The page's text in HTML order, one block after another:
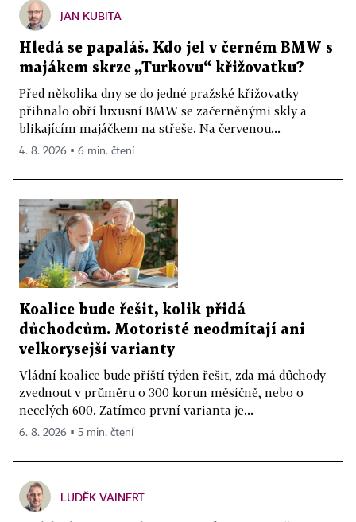
JAN KUBITA
Hledá se papaláš. Kdo jel v černém BMW s
majákem skrze „Turkovu“ křižovatku?
Před několika dny se do jedné pražské křižovatky
přihnalo obří luxusní BMW se začerněnými skly a
blikajícím majáčkem na střeše. Na červenou...
4. 8. 2026 ▪ 6 min. čtení
Koalice bude řešit, kolik přidá
důchodcům. Motoristé neodmítají ani
velkorysejší varianty
Vládní koalice bude příští týden řešit, zda má důchody
zvednout v průměru o 300 korun měsíčně, nebo o
necelých 600. Zatímco první varianta je...
6. 8. 2026 ▪ 5 min. čtení
LUDĚK VAINERT